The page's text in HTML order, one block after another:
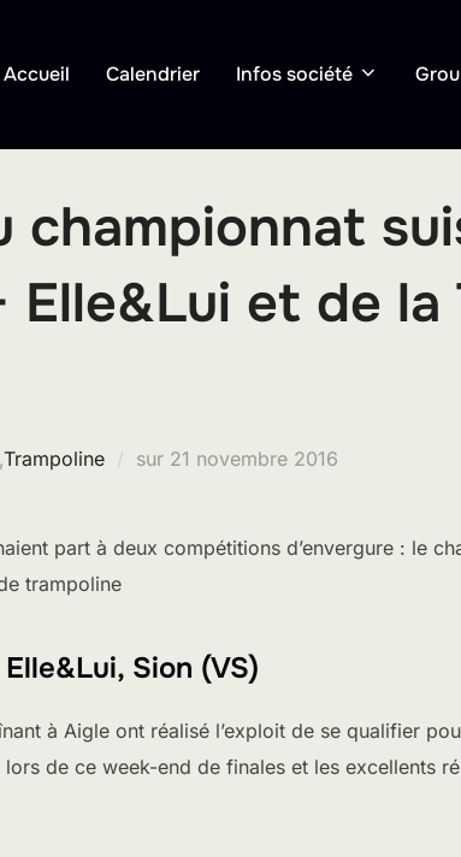
Accueil Calendrier Infos société
championnat
et de la
,Trampoline sur Publié
21 novembre 2016
part à deux compétitions d’envergure : le
trampoline
Sion (VS)
à Aigle ont réalisé l’exploit de se qualifier
de ce week-end de finales et les excellents